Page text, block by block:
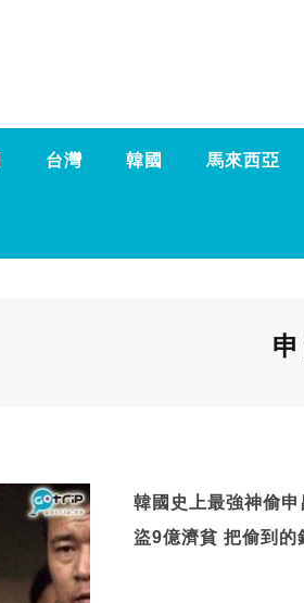
台灣 韓國 馬來西亞
韓國史上最強神偷
盜9億濟貧